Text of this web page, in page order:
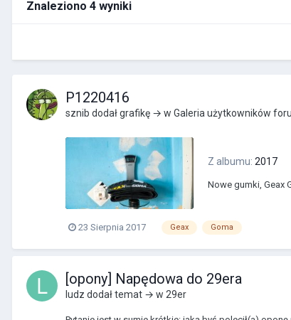
Znaleziono 4 wyniki
P1220416
sznib dodał grafikę → w Galeria użytkowników
Z albumu: 2017
Nowe gumki, Geax
23 Sierpnia 2017 Geax Goma
[opony] Napędowa do 29era
ludz dodał temat → w 29er